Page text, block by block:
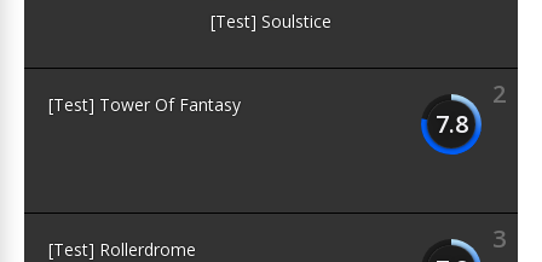
[Test] Soulstice
2
7.8
[Test] Tower Of Fantasy
3
[Test] Rollerdrome